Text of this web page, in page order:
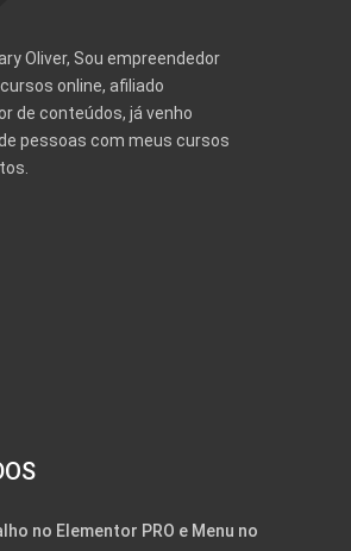
Oliver, Sou empreendedor
online, afiliado
de conteúdos, já venho
pessoas com meus cursos
no Elementor PRO e Menu no